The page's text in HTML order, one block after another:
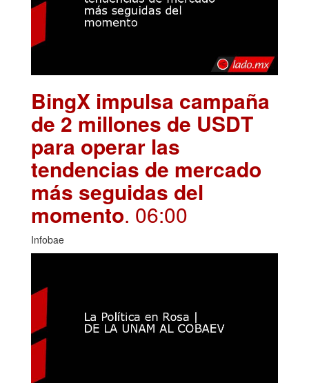
BingX impulsa campaña
de 2 millones de USDT
para operar las
tendencias de mercado
más seguidas del
momento. 06:00
Infobae